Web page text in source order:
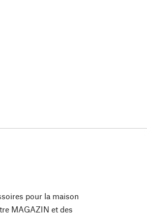
pour la maison
MAGAZIN et des